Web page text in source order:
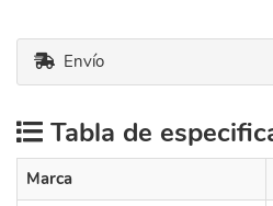
Envío
Tabla de
Marca